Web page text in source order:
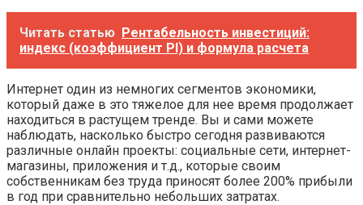
Читать статью Рентабельность инвестиций:
индекс (коэффициент PI) и формула расчета
Интернет один из немногих сегментов экономики,
который даже в это тяжелое для нее время продолжает
находиться в растущем тренде. Вы и сами можете
наблюдать, насколько быстро сегодня развиваются
различные онлайн проекты: социальные сети, интернет-
магазины, приложения и т.д., которые своим
собственникам без труда приносят более 200% прибыли
в год при сравнительно небольших затратах.